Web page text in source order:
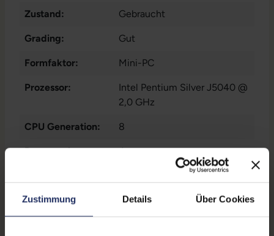
Zustimmung Details Über Cookies
Zustand: Gebraucht
Grading: Gut
Formfaktor: Mini-PC
Prozessor:
Intel Pentium Silver J5040 @
2,0 GHz
CPU Generation: 8
Prozessorkerne: 4
Intel® UHD Graphics 605
Datenspeicher: 128 GB SSD